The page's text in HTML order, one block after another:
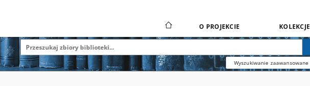
O PROJEKCIE KOLEKCJE
Wyszukiwanie zaawansowane